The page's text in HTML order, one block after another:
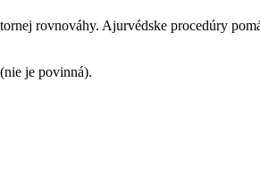
rovnováhy. Ajurvédske procedúry
je povinná).